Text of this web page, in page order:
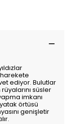
ediyor. Bulutlar
süsler
imkanı
örtüsü
genişletir